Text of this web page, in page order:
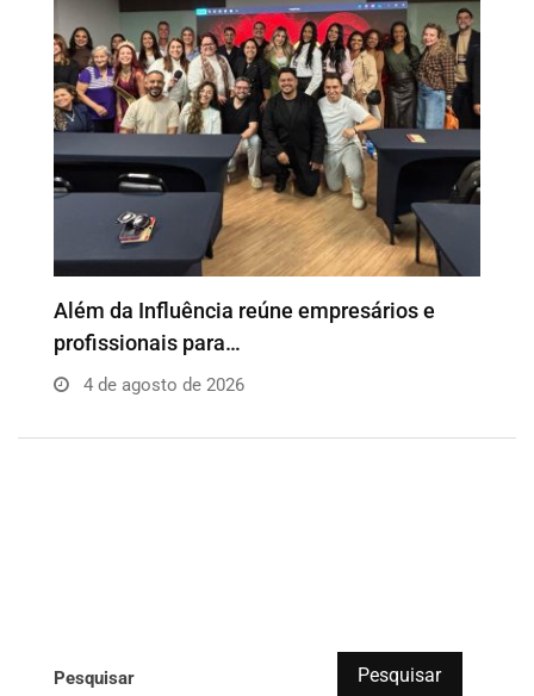
Além da Influência reúne empresários e
profissionais para…
4 de agosto de 2026
Pesquisar Pesquisar